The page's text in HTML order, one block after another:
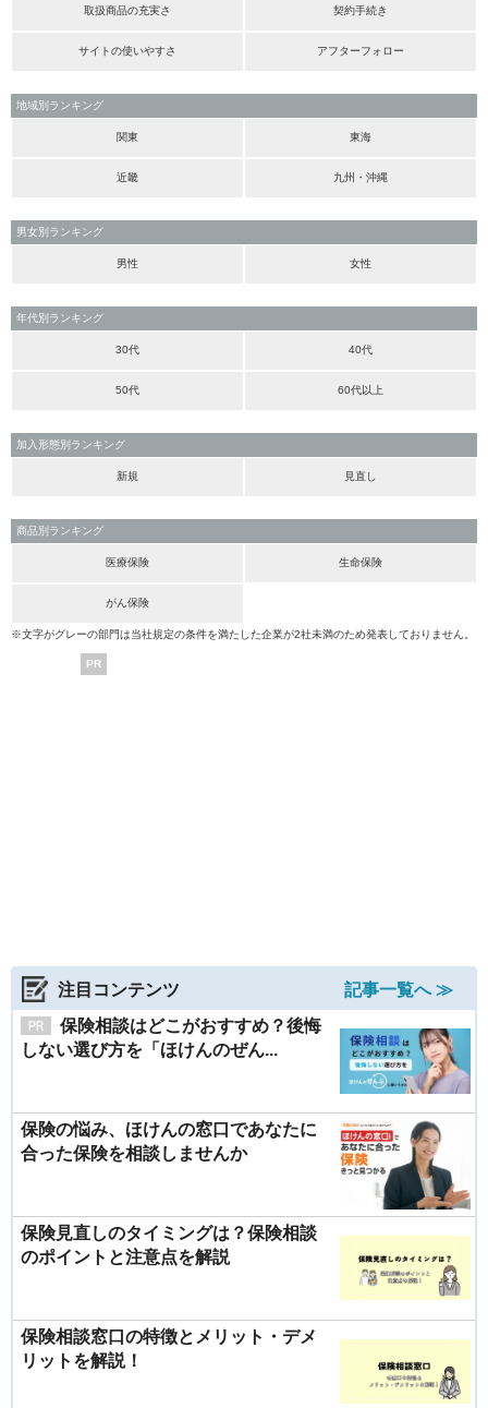
取扱商品の充実さ 契約手続き
サイトの使いやすさ アフターフォロー
地域別ランキング
関東 東海
近畿 九州・沖縄
男女別ランキング
男性 女性
年代別ランキング
30代 40代
50代 60代以上
加入形態別ランキング
新規 見直し
商品別ランキング
医療保険 生命保険
がん保険
※文字がグレーの部門は当社規定の条件を満たした企業が2社未満のため発表しておりません。
PR
注目コンテンツ
記事一覧へ ≫
保険相談はどこがおすすめ？後悔
しない選び方を「ほけんのぜん...
保険の悩み、ほけんの窓口であなたに
合った保険を相談しませんか
保険見直しのタイミングは？保険相談
のポイントと注意点を解説
保険相談窓口の特徴とメリット・デメ
リットを解説！